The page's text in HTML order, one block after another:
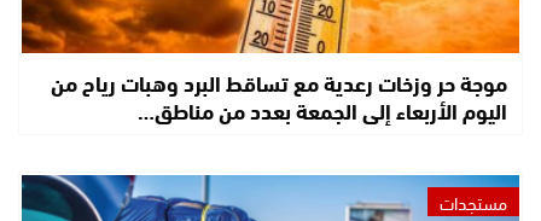
موجة حر وزخات رعدية مع تساقط البرد وهبات رياح من
اليوم الأربعاء إلى الجمعة بعدد من مناطق…
مستجدات